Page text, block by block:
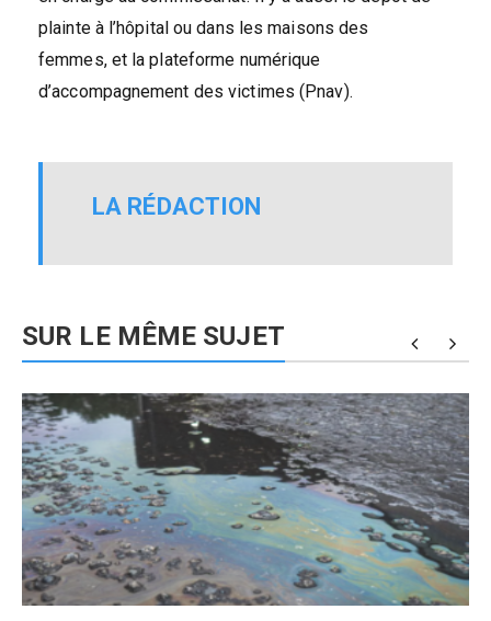
plainte à l’hôpital ou dans les maisons des
femmes, et la plateforme numérique
d’accompagnement des victimes (Pnav).
LA RÉDACTION
SUR LE MÊME SUJET